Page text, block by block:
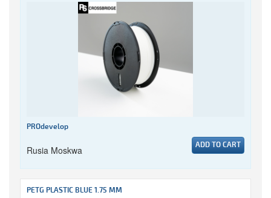
PROdevelop
Rusia Moskwa ADD TO CART
PETG PLASTIC BLUE 1.75 MM